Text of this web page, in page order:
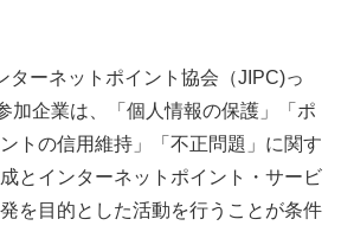
ターネットポイント協会（JIPC)っ
加企業は、「個人情報の保護」「ポ
トの信用維持」「不正問題」に関す
とインターネットポイント・サービ
を目的とした活動を行うことが条件